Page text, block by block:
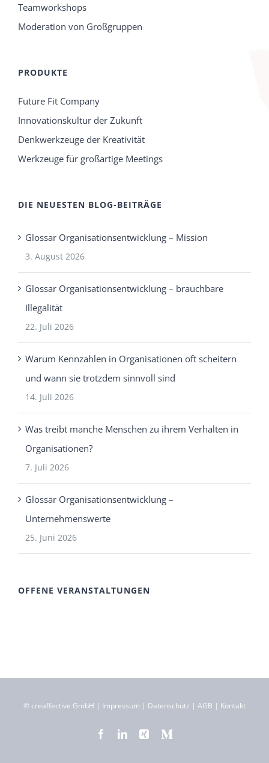
Teamworkshops
Moderation von Großgruppen
PRODUKTE
Future Fit Company
Innovationskultur der Zukunft
Denkwerkzeuge der Kreativität
Werkzeuge für großartige Meetings
DIE NEUESTEN BLOG-BEITRÄGE
Glossar Organisationsentwicklung – Mission
3. August 2026
Glossar Organisationsentwicklung – brauchbare
Illegalität
22. Juli 2026
Warum Kennzahlen in Organisationen oft scheitern
und wann sie trotzdem sinnvoll sind
14. Juli 2026
Was treibt manche Menschen zu ihrem Verhalten in
Organisationen?
7. Juli 2026
Glossar Organisationsentwicklung –
Unternehmenswerte
25. Juni 2026
OFFENE VERANSTALTUNGEN
© creaffective GmbH | Impressum | Datenschutz | AGB | Kontakt
FacebookLinkedInXingMedium